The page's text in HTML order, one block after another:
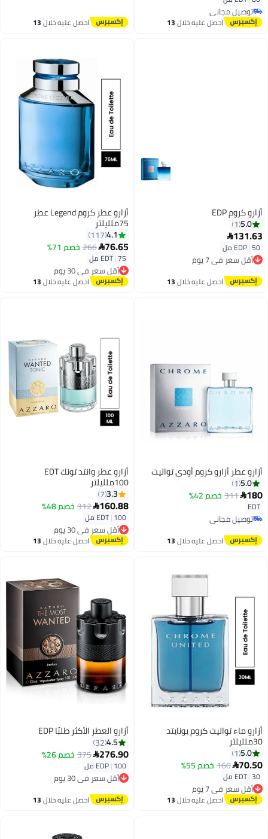
توصيل مجاني
توصيل مجانياحصل عليه خلال13 احصل عليه خلال13
أزارو كروم EDP
5.0
1
131.63
EDP|50 ملأقل سعر في 7 يوم
توصيل مجاني
احصل عليه خلال13
أزارو عطر كروم Legend عطر
75ملليلتر
4.1
117
76.65
266 خصم 71%
EDT| 75 ملأقل سعر في 30 يوم
توصيل مجاني
أقل سعر في 30 يوماحصل عليه خلال13
أزارو عطر أزارو كروم أودي تواليت
5.0
1
180
311 خصم 42%
EDT
توصيل مجاني
توصيل مجاني
احصل عليه خلال13
أزارو عطر وانتد تونك EDT
100ملليلتر
3.3
7
160.88
312 خصم 48%
EDT|100 ملأقل سعر في 30 يوم
توصيل مجاني
أقل سعر في 30 يوماحصل عليه خلال13
أزارو ماء تواليت كروم يونايتد
30ملليلتر
5.0
1
70.50
160 خصم 55%
EDT|30 ملأقل سعر في 7 يوم
توصيل مجاني
أقل سعر في 7 يوماحصل عليه خلال13
أزارو العطر الأكثر طلبًا EDP
4.5
32
276.90
375 خصم 26%
EDP|100 ملأقل سعر في 30 يوم
توصيل مجاني
احصل عليه خلال13